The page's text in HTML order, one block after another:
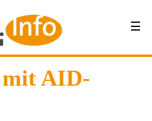
AID-